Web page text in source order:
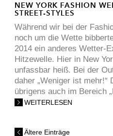
NEW YORK FASHION
STREET-STYLES
Während wir bei der
noch um die Wette
2014 ein anderes Wetter-
Hitzewelle. Hier in New
unfassbar heiß. Bei der
daher „Weniger ist mehr!“
übrigens auch im Bereich
WEITERLESEN
Ältere Einträge